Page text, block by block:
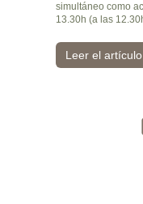
simultáneo como
13.30h (a las
Leer el